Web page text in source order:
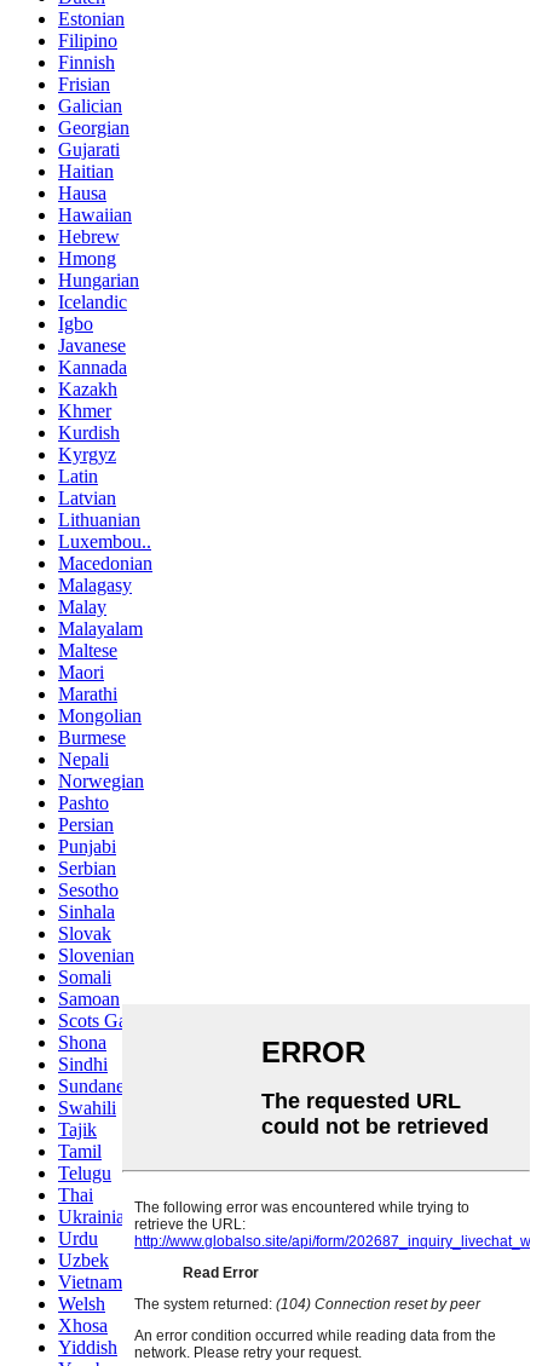
Estonian
Filipino
Finnish
Frisian
Galician
Georgian
Gujarati
Haitian
Hausa
Hawaiian
Hebrew
Hmong
Hungarian
Icelandic
Igbo
Javanese
Kannada
Kazakh
Khmer
Kurdish
Kyrgyz
Latin
Latvian
Lithuanian
Luxembou..
Macedonian
Malagasy
Malay
Malayalam
Maltese
Maori
Marathi
Mongolian
Burmese
Nepali
Norwegian
Pashto
Persian
Punjabi
Serbian
Sesotho
Sinhala
Slovak
Slovenian
Somali
Samoan
Scots Gaelic
Shona
Sindhi
Sundanese
Swahili
Tajik
Tamil
Telugu
Thai
Ukrainian
Urdu
Uzbek
Vietnamese
Welsh
Xhosa
Yiddish